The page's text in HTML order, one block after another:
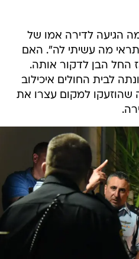
הגיעה לדירה אמו של
מה עשיתי לה". האם
למוקד 100, ואז החל הבן לדקור אותה.
לבית החולים איכילוב
שהוזעקו למקום עצרו את